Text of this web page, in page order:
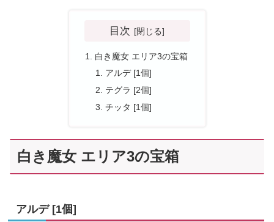
目次
白き魔女 エリア3の宝箱
アルデ [1個]
テグラ [2個]
チッタ [1個]
白き魔女 エリア3の宝箱
アルデ [1個]